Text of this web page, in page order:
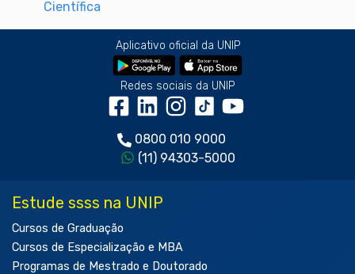
Científica
Aplicativo oficial da UNIP
Redes sociais da UNIP
0800 010 9000
(11) 94303-5000
Estude ssss na UNIP
Cursos de Graduação
Cursos de Especialização e MBA
Programas de Mestrado e Doutorado